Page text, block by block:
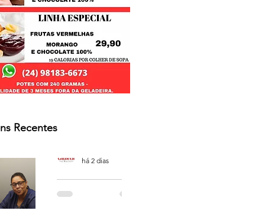
Recentes
PODCAST
'CAFÉ
há 2 dias